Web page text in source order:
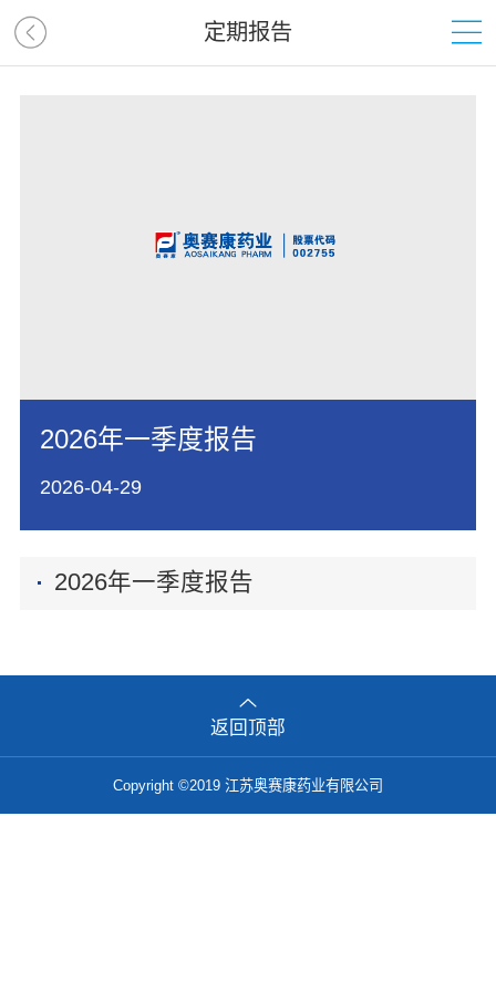
定期报告
2026年一季度报告
2026-04-29
2026年一季度报告
返回顶部
Copyright ©2019 江苏奥赛康药业有限公司